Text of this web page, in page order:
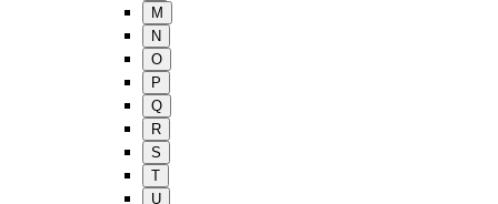
M
N
O
P
Q
R
S
T
U